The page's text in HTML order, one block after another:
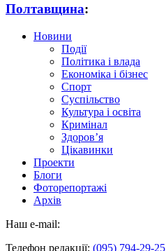
Полтавщина:
Новини
Події
Політика і влада
Економіка і бізнес
Спорт
Суспільство
Культура і освіта
Кримінал
Здоров’я
Цікавинки
Проекти
Блоги
Фоторепортажі
Архів
Наш e-mail:
Телефон редакції: (095) 794-29-25